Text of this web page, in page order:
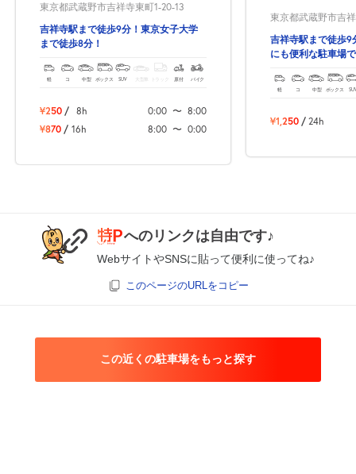
東京都武蔵野市吉祥寺東町1-20-13
吉祥寺駅まで徒歩9分！東京女子大学
まで徒歩8分！
軽 コ 中型 ボックス SUV 大型車 トラック 原付 バイク
¥250 / 8h 0:00 〜 8:00
¥870 / 16h 8:00 〜 0:00
東京都武蔵野市吉
吉祥寺駅まで徒歩
にも便利な駐車場
軽 コ 中型 ボックス
¥1,250 / 24h
へのリンクは自由です♪
WebサイトやSNSに貼って便利に使ってね♪
このページのURLをコピー
この近くの駐車場をもっと探す